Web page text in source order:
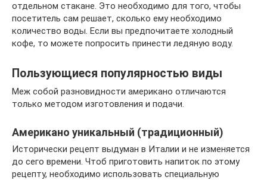
отдельном стакане. Это необходимо для того, чтобы
посетитель сам решает, сколько ему необходимо
количество воды. Если вы предпочитаете холодный
кофе, то можете попросить принести ледяную воду.
Пользующиеся популярностью виды
Меж собой разновидности американо отличаются
только методом изготовления и подачи.
Американо уникальный (традиционный)
Исторически рецепт выдуман в Италии и не изменяется
до сего времени. Чтоб приготовить напиток по этому
рецепту, необходимо использовать специальную